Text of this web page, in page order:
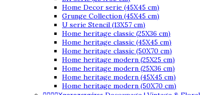
Home Decor serie (45X45 cm)
Grunge Collection (45X45 cm)
U serie Stencil (13X57 cm)
Home heritage classic (25X36 cm)
Home heritage classic (45X45 cm)
Home heritage classic (50X70 cm)
Home heritage modern (25X25 cm)
Home heritage modern (25X36 cm)
Home heritage modern (45X45 cm)
Home heritage modern (50X70 cm)